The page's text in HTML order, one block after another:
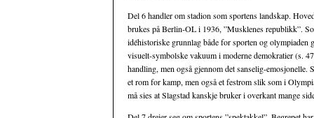
Del 6 handler om stadion som sportens landskap.
brukes på Berlin-OL i 1936, ”Musklenes republikk”.
idéhistoriske grunnlag både for sporten og olympiaden
visuelt-symbolske vakuum i moderne demokratier (s.
handling, men også gjennom det sanselig-
et rom for kamp, men også et festrom slik som i
må sies at Slagstad kanskje bruker i overkant mange